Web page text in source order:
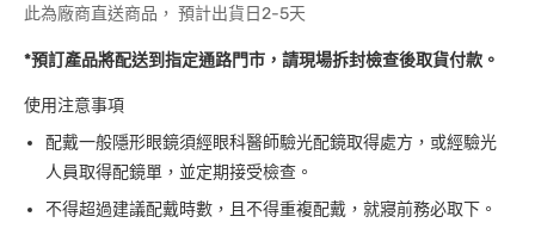
此為廠商直送商品， 預計出貨日2-5天
*預訂產品將配送到指定通路門市，請現場拆封檢查後取貨付款。
使用注意事項
配戴一般隱形眼鏡須經眼科醫師驗光配鏡取得處方，或經驗光
人員取得配鏡單，並定期接受檢查。
不得超過建議配戴時數，且不得重複配戴，就寢前務必取下。